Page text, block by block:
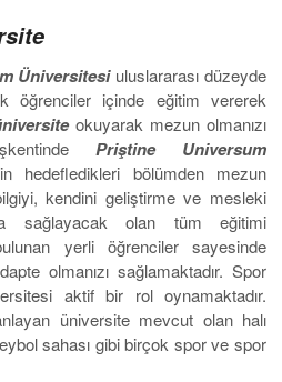
Üniversitesi uluslararası düzeyde
öğrenciler içinde eğitim vererek
okuyarak mezun olmanızı
Priştine Universum
hedefledikleri bölümden mezun
kendini geliştirme ve mesleki
sağlayacak olan tüm eğitimi
yerli öğrenciler sayesinde
olmanızı sağlamaktadır. Spor
aktif bir rol oynamaktadır.
üniversite mevcut olan halı
sahası gibi birçok spor ve spor